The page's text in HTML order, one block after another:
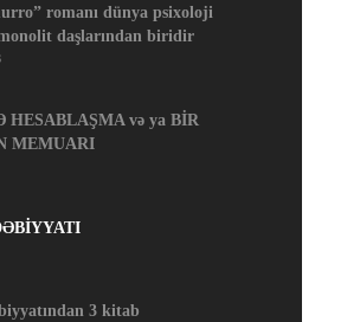
romanı dünya psixoloji
monolit daşlarından biridir
HESABLAŞMA və ya BİR
MEMUARI
3 kitab